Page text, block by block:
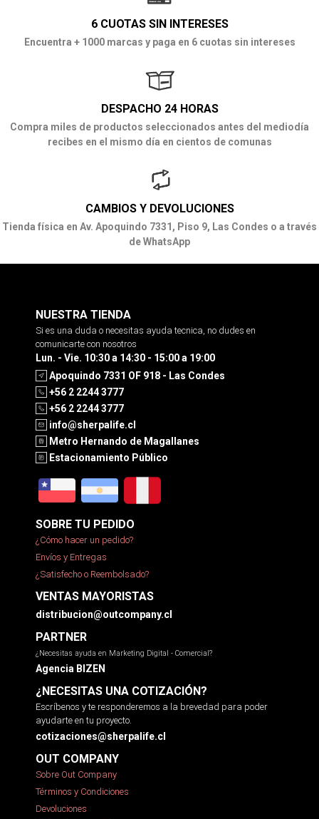
6 CUOTAS SIN INTERESES
Encuentra + 1000 marcas y paga en 6 cuotas sin intereses
DESPACHO 24 HORAS
Compra miles de productos seleccionados antes del mediodía
recibes en el mismo día en cientos de comunas
CAMBIOS Y DEVOLUCIONES
Tienda física en Av. Apoquindo 7331, Piso 9, Las Condes o a través
de WhatsApp
NUESTRA TIENDA
Si es una duda o necesitas ayuda tecnica, no dudes en
comunicarte con nosotros
Lun. - Vie. 10:30 a 14:30 - 15:00 a 19:00
Apoquindo 7331 OF 918 - Las Condes
+56 2 2244 3777
+56 2 2244 3777
info@sherpalife.cl
Metro Hernando de Magallanes
Estacionamiento Público
SOBRE TU PEDIDO
¿Cómo hacer un pedido?
Envíos y Entregas
¿Satisfecho o Reembolsado?
VENTAS MAYORISTAS
distribucion@outcompany.cl
PARTNER
¿Necesitas ayuda en Marketing Digital - Comercial?
Agencia BIZEN
¿NECESITAS UNA COTIZACIÓN?
Escríbenos y te responderemos a la brevedad para poder
ayudarte en tu proyecto.
cotizaciones@sherpalife.cl
OUT COMPANY
Sobre Out Company
Términos y Condiciones
Devoluciones